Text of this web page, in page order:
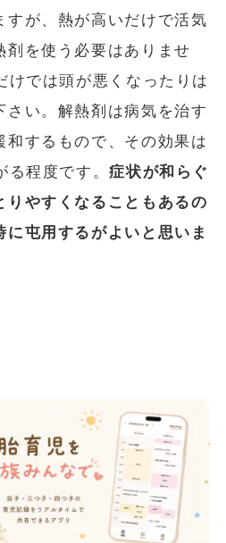
すが、熱が高いだけで活気
剤を使う必要はありませ
では頭が悪くなったりは
さい。解熱剤は病気を治す
和するもので、その効果は
る程度です。症状が和らぐ
りやすくなることもあるの
屯用するがよいと思いま